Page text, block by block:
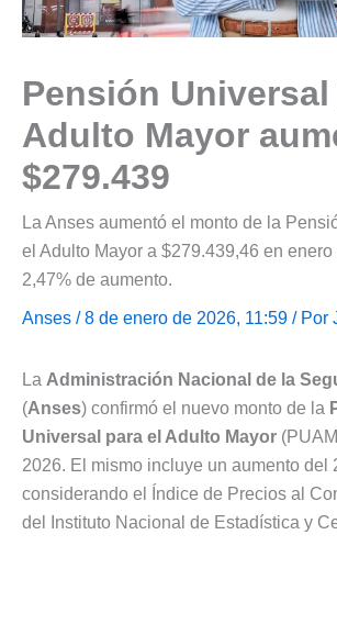
Pensión Universal
Adulto Mayor
$279.439
La Anses aumentó el monto de la
el Adulto Mayor a $279.439,46 en
2,47% de aumento.
Anses / 8 de enero de 2026, 11:59 / Por
La Administración Nacional de la
(Anses) confirmó el nuevo monto de la
Universal para el Adulto Mayor
2026. El mismo incluye un aumento del
considerando el Índice de Precios al
del Instituto Nacional de Estadística y